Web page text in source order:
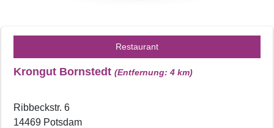
Restaurant
Krongut Bornstedt (Entfernung: 4 km)
Ribbeckstr. 6
14469 Potsdam